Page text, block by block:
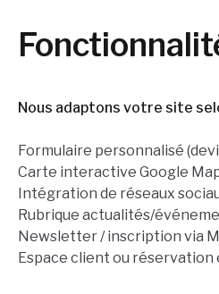
Nous adaptons votre site
Formulaire personnalisé
Carte interactive Google
Intégration de réseaux
Rubrique actualités/
Newsletter / inscription via
Espace client ou réservation